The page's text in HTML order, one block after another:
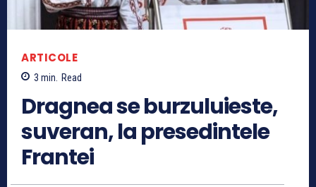
ARTICOLE
3 min. Read
Dragnea se burzuluieste,
suveran, la presedintele
Frantei